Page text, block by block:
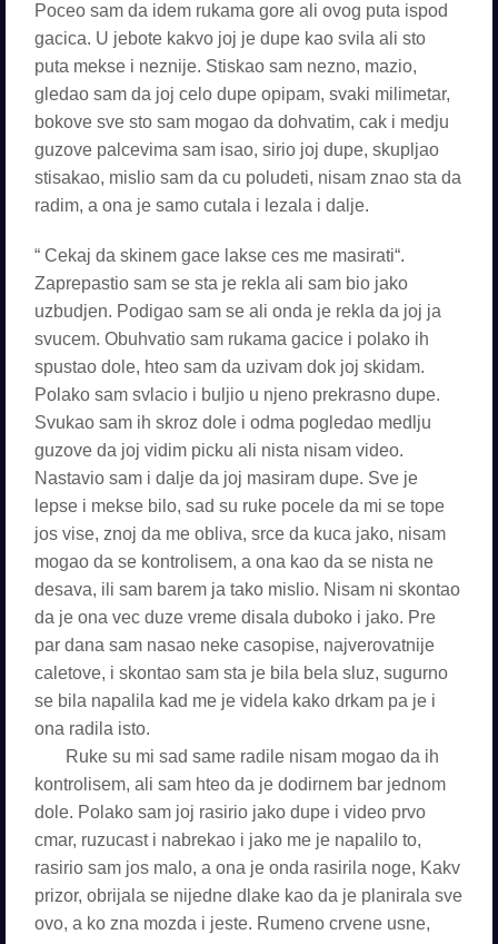
Poceo sam da idem rukama gore ali ovog puta ispod
gacica. U jebote kakvo joj je dupe kao svila ali sto
puta mekse i neznije. Stiskao sam nezno, mazio,
gledao sam da joj celo dupe opipam, svaki milimetar,
bokove sve sto sam mogao da dohvatim, cak i medju
guzove palcevima sam isao, sirio joj dupe, skupljao
stisakao, mislio sam da cu poludeti, nisam znao sta da
radim, a ona je samo cutala i lezala i dalje.
“ Cekaj da skinem gace lakse ces me masirati“.
Zaprepastio sam se sta je rekla ali sam bio jako
uzbudjen. Podigao sam se ali onda je rekla da joj ja
svucem. Obuhvatio sam rukama gacice i polako ih
spustao dole, hteo sam da uzivam dok joj skidam.
Polako sam svlacio i buljio u njeno prekrasno dupe.
Svukao sam ih skroz dole i odma pogledao medlju
guzove da joj vidim picku ali nista nisam video.
Nastavio sam i dalje da joj masiram dupe. Sve je
lepse i mekse bilo, sad su ruke pocele da mi se tope
jos vise, znoj da me obliva, srce da kuca jako, nisam
mogao da se kontrolisem, a ona kao da se nista ne
desava, ili sam barem ja tako mislio. Nisam ni skontao
da je ona vec duze vreme disala duboko i jako. Pre
par dana sam nasao neke casopise, najverovatnije
caletove, i skontao sam sta je bila bela sluz, sugurno
se bila napalila kad me je videla kako drkam pa je i
ona radila isto.
Ruke su mi sad same radile nisam mogao da ih
kontrolisem, ali sam hteo da je dodirnem bar jednom
dole. Polako sam joj rasirio jako dupe i video prvo
cmar, ruzucast i nabrekao i jako me je napalilo to,
rasirio sam jos malo, a ona je onda rasirila noge, Kakv
prizor, obrijala se nijedne dlake kao da je planirala sve
ovo, a ko zna mozda i jeste. Rumeno crvene usne,